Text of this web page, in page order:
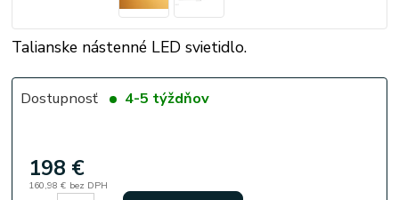
Talianske nástenné LED svietidlo.
Dostupnosť 4-5 týždňov
198 €
160,98 € bez DPH